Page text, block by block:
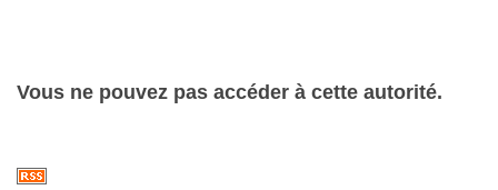
Vous ne pouvez pas accéder à cette autorité.